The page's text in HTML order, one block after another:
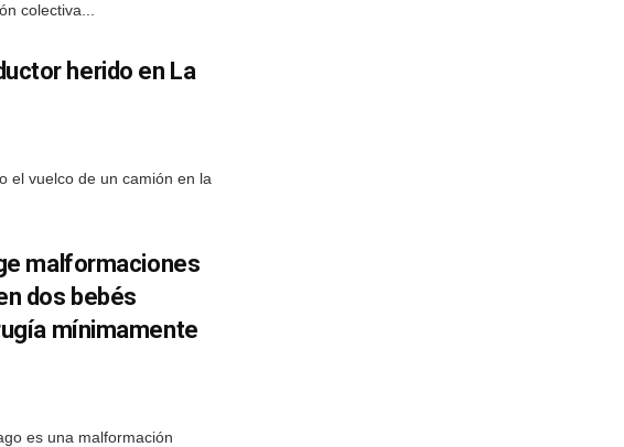
colectiva...
herido en La
el vuelco de un camión en la
malformaciones
dos bebés
mínimamente
es una malformación